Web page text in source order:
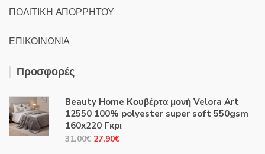
ΠΟΛΙΤΙΚΗ ΑΠΟΡΡΗΤΟΥ
ΕΠΙΚΟΙΝΩΝΙΑ
Προσφορές
Beauty Home Κουβέρτα μονή Velora Art
12550 100% polyester super soft 550gsm
160x220 Γκρι
31.00€ Original
27.90€Η